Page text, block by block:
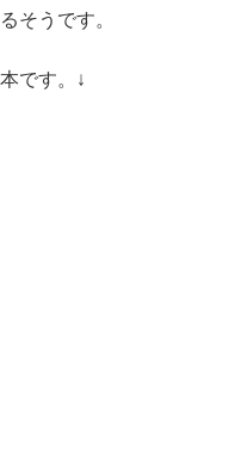
そうです。
です。↓